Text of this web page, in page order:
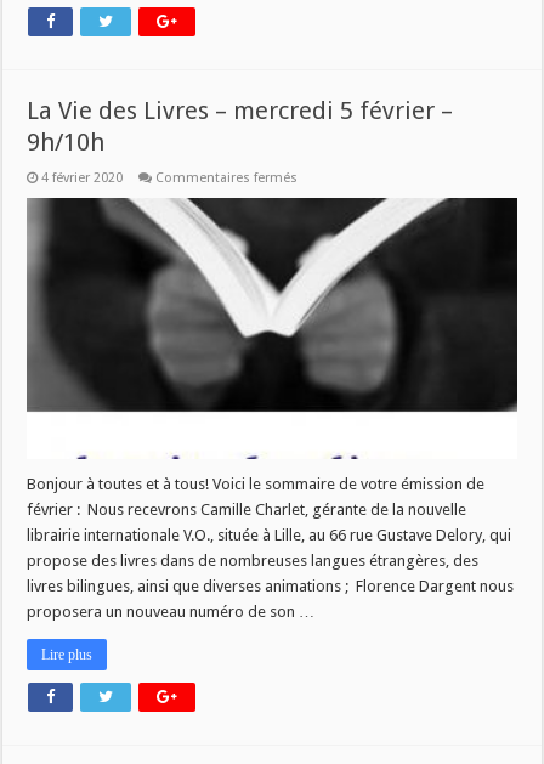
La Vie des Livres – mercredi 5 février –
9h/10h
4 février 2020 Commentaires fermés
Livres
–
mercredi
février
–
9h/10h
Bonjour à toutes et à tous! Voici le sommaire de votre émission de
février : Nous recevrons Camille Charlet, gérante de la nouvelle
librairie internationale V.O., située à Lille, au 66 rue Gustave Delory, qui
propose des livres dans de nombreuses langues étrangères, des
livres bilingues, ainsi que diverses animations ; Florence Dargent nous
proposera un nouveau numéro de son …
Lire plus